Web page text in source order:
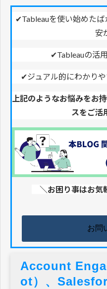
✔Tableauを使い始めた
安
✔Tableauの活
✔ジュアル的にわかり
上記のようなお悩みをお
スをご活
＼お困り事はお気
お問
Account
ot）、